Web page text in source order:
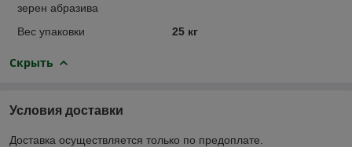
зерен абразива
Вес упаковки 25 кг
Скрыть
Условия доставки
Доставка осуществляется только по предоплате.